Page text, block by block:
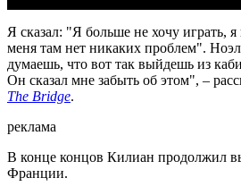
Я сказал: "Я больше не хочу играть,
меня там нет никаких проблем".
думаешь, что вот так выйдешь из
Он сказал мне забыть об этом", –
The Bridge.
реклама
В конце концов Килиан продолжил
Франции.